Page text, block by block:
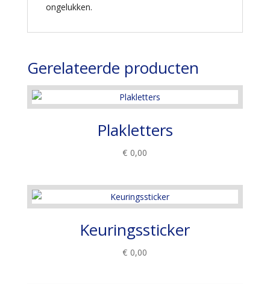
ongelukken.
Gerelateerde producten
Plakletters
€ 0,00
Keuringssticker
€ 0,00